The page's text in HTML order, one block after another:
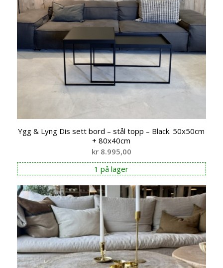
Ygg & Lyng Dis sett bord – stål topp – Black. 50x50cm
+ 80x40cm
kr8.995,00
1 på lager